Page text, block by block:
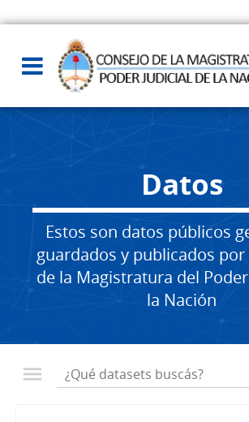
Datos
Estos son datos públicos
guardados y publicados por
de la Magistratura del
la Nación